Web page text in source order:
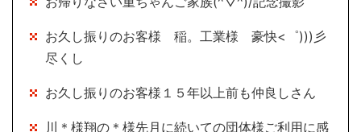
お久し振りのお客様 稲。工業様 豪快<゜)))彡
尽くし
お久し振りのお客様１５年以上前も仲良しさん
川＊様翔の＊様先月に続いての団体様ご利用に感